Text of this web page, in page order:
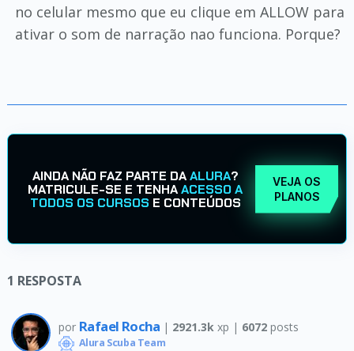
no celular mesmo que eu clique em ALLOW para
ativar o som de narração nao funciona. Porque?
AINDA NÃO FAZ PARTE DAALURA?
MATRICULE-SE E TENHAACESSO A
TODOS OS CURSOS E CONTEÚDOS
VEJA OS
PLANOS
1 RESPOSTA
por Rafael Rocha | 2921.3k xp | 6072 posts
Alura Scuba Team